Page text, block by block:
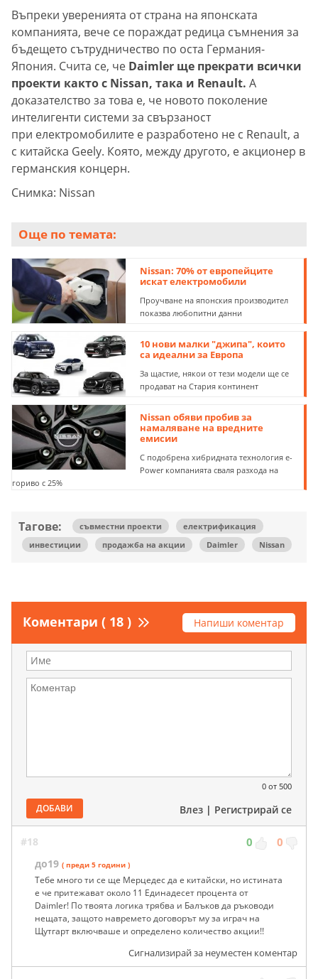
Въпреки уверенията от страна на японската
компанията, вече се пораждат редица съмнения за
бъдещето сътрудничество по оста Германия-
Япония. Счита се, че Daimler ще прекрати всички
проекти както с Nissan, така и Renault. А
доказателство за това е, че новото поколение
интелигенти системи за свързаност
при електромобилите е разработено не с Renault, а
с китайска Geely. Която, между другото, е акционер в
германския концерн.
Снимка: Nissan
Още по темата:
Nissan: 70% от европейците
искат електромобили
Проучване на японския производител
показва любопитни данни
10 нови малки "джипа", които
са идеални за Европа
За щастие, някои от тези модели ще се
продават на Стария континент
Nissan обяви пробив за
намаляване на вредните
емисии
С подобрена хибридната технология е-
Power компанията сваля разхода на
гориво с 25%
Тагове: съвместни проекти
електрификация
инвестиции
продажба на акции Daimler Nissan
Коментари ( 18 ) Напиши коментар
0 от 500
ДОБАВИ Влез | Регистрирай се
#18 0 0
до19 ( преди 5 години )
Тебе много ти се ще Мерцедес да е китайски, но истината
е че притежават около 11 Единадесет процента от
Daimler! По твоята логика трябва и Балъков да ръководи
нещата, защото навремето договорът му за играч на
Щутгарт включваше и определено количество акции!!
Сигнализирай за неуместен коментар